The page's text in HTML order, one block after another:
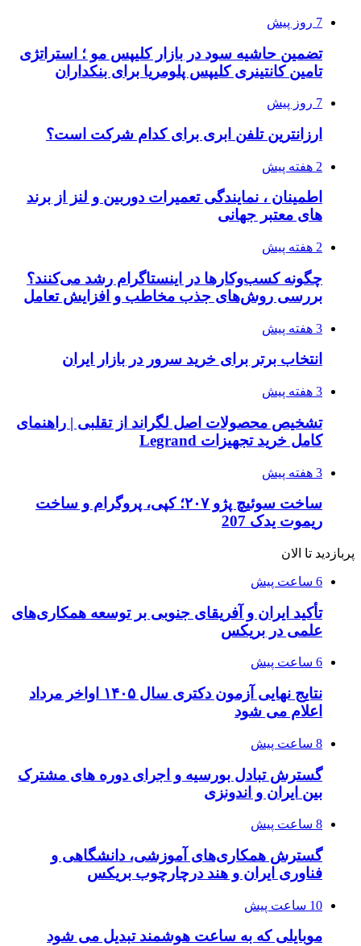
7 روز پیش
تضمین حاشیه سود در بازار کلیپس مو ؛ استراتژی
تامین کانتینری کلیپس پلومریا برای بنکداران
7 روز پیش
ارزانترین تلفن ابری برای کدام شرکت است؟
2 هفته پیش
اطمینان ، نمایندگی تعمیرات دوربین و لنز از برند
های معتبر جهانی
2 هفته پیش
چگونه کسب‌وکارها در اینستاگرام رشد می‌کنند؟
بررسی روش‌های جذب مخاطب و افزایش تعامل
3 هفته پیش
انتخاب برتر برای خرید سرور در بازار ایران
3 هفته پیش
تشخیص محصولات اصل لگراند از تقلبی | راهنمای
کامل خرید تجهیزات Legrand
3 هفته پیش
ساخت سوئیچ پژو ۲۰۷؛ کپی، پروگرام و ساخت
ریموت یدک 207
پربازدید تا الان
6 ساعت پیش
تأکید ایران و آفریقای جنوبی بر توسعه همکاری‌های
علمی در بریکس
6 ساعت پیش
نتایج نهایی آزمون دکتری سال ۱۴۰۵ اواخر مرداد
اعلام می شود
8 ساعت پیش
گسترش تبادل بورسیه و اجرای دوره های مشترک
بین ایران و اندونزی
8 ساعت پیش
گسترش همکاری‌های آموزشی، دانشگاهی و
فناوری ایران و هند درچارچوب بریکس
10 ساعت پیش
موبایلی که به ساعت هوشمند تبدیل می شود